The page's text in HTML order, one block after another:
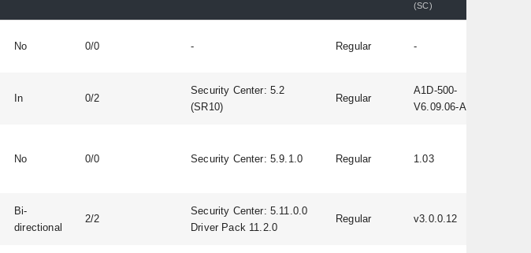
(SC)
No 0/0 - Regular -
In 0/2
Security Center: 5.2
(SR10)
Regular
A1D-500-
V6.09.06-AC
No 0/0 Security Center: 5.9.1.0 Regular 1.03
Bi-
directional
2/2
Security Center: 5.11.0.0
Driver Pack 11.2.0
Regular v3.0.0.12